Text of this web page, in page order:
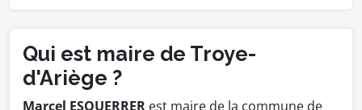
Qui est maire de Troye-
d'Ariège ?
Marcel ESQUERRER est maire de la commune de